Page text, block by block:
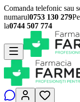
Comanda telefonic sau
numarul0753 130 279
la0744 507 774